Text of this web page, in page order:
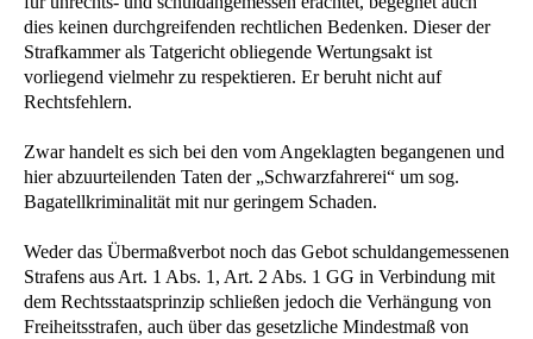
dies keinen durchgreifenden rechtlichen Bedenken. Dieser der
Strafkammer als Tatgericht obliegende Wertungsakt ist
vorliegend vielmehr zu respektieren. Er beruht nicht auf
Rechtsfehlern.
Zwar handelt es sich bei den vom Angeklagten begangenen und
hier abzuurteilenden Taten der „Schwarzfahrerei“ um sog.
Bagatellkriminalität mit nur geringem Schaden.
Weder das Übermaßverbot noch das Gebot schuldangemessenen
Strafens aus Art. 1 Abs. 1, Art. 2 Abs. 1 GG in Verbindung mit
dem Rechtsstaatsprinzip schließen jedoch die Verhängung von
Freiheitsstrafen, auch über das gesetzliche Mindestmaß von